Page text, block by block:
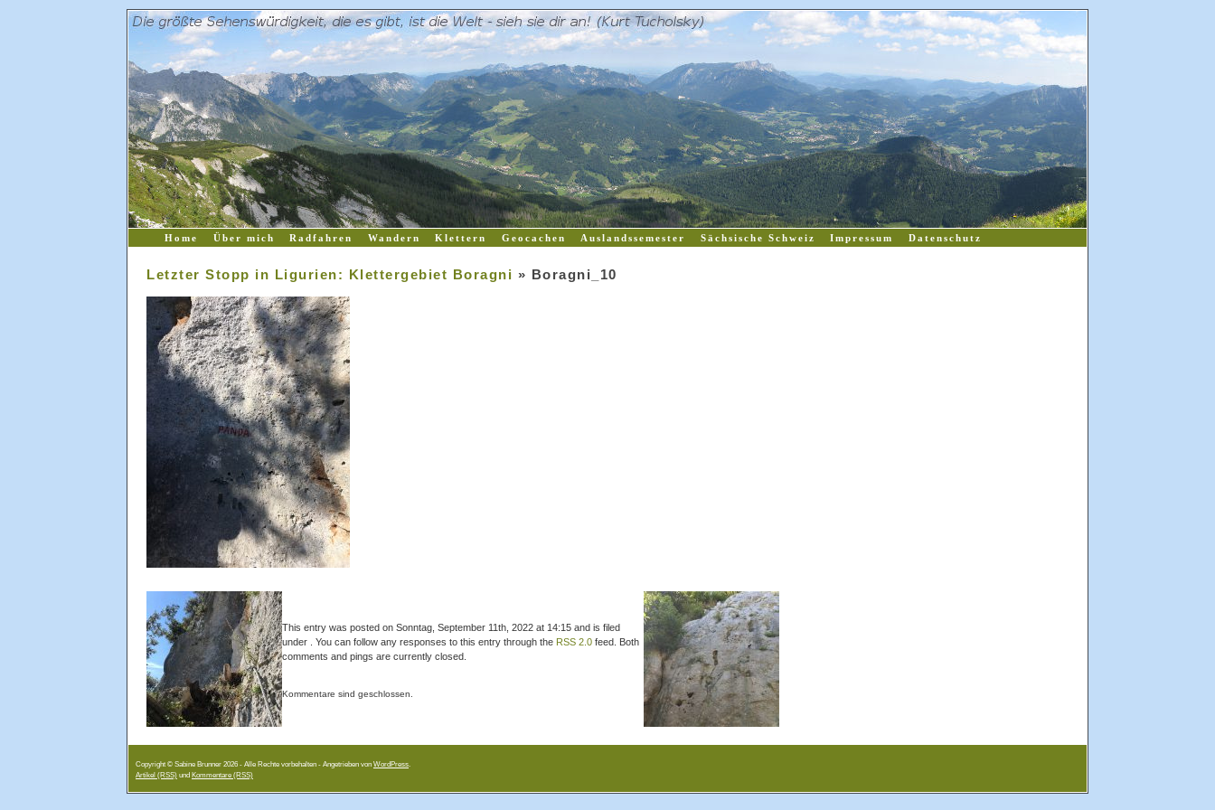
Home Über mich Radfahren Wandern Klettern Geocachen Auslandssemester Sächsische Schweiz Impressum Datenschutz
Letzter Stopp in Ligurien: Klettergebiet Boragni » Boragni_10
This entry was posted on Sonntag, September 11th, 2022 at 14:15 and is filed
under . You can follow any responses to this entry through the RSS 2.0 feed. Both
comments and pings are currently closed.
Kommentare sind geschlossen.
Copyright © Sabine Brunner 2026 - Alle Rechte vorbehalten - Angetrieben von WordPress.
Artikel (RSS) und Kommentare (RSS)